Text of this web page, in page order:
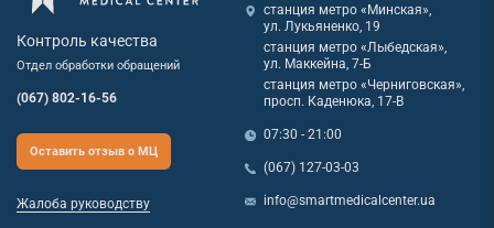
Контроль качества
Отдел обработки обращений
(067) 802-16-56
Оставить отзыв о МЦ
Жалоба руководству
станция метро «Минская»,
ул. Лукьяненко, 19
станция метро «Лыбедская»,
ул. Маккейна, 7-Б
станция метро «Черниговская»,
просп. Каденюка, 17-В
07:30 - 21:00
(067) 127-03-03
info@smartmedicalcenter.ua